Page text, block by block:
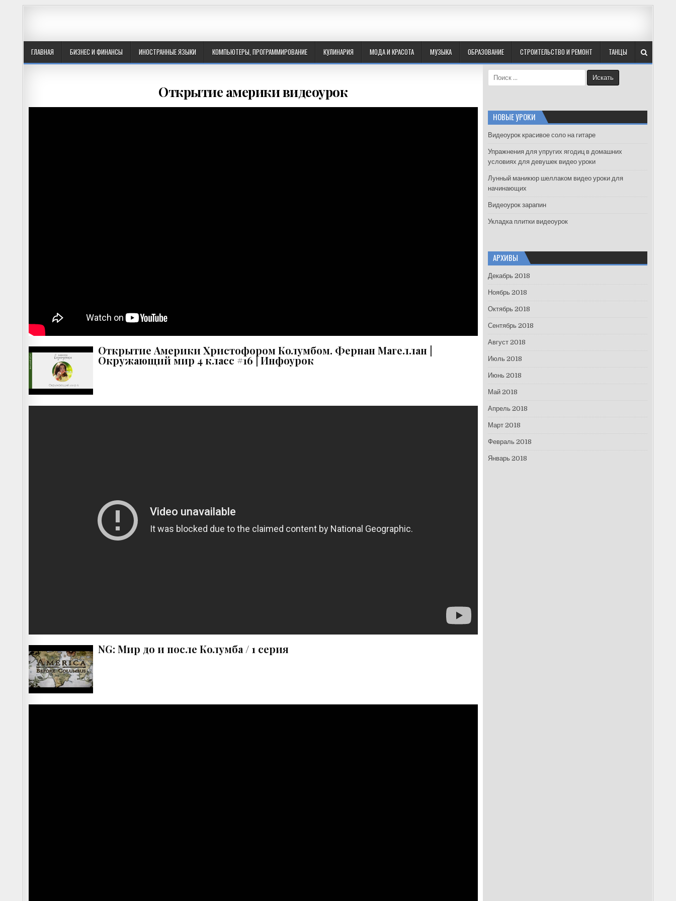
ГЛАВНАЯ БИЗНЕС И ФИНАНСЫ ИНОСТРАННЫЕ ЯЗЫКИ КОМПЬЮТЕРЫ, ПРОГРАММИРОВАНИЕ КУЛИНАРИЯ МОДА И КРАСОТА МУЗЫКА ОБРАЗОВАНИЕ СТРОИТЕЛЬСТВО И РЕМОНТ ТАНЦЫ
Открытие америки видеоурок
Открытие Америки Христофором Колумбом. Фернан Магеллан |
Окружающий мир 4 класс #16 | Инфоурок
NG: Мир до и после Колумба / 1 серия
e
h
f
r
:
НОВЫЕ УРОКИ
Видеоурок красивое соло на гитаре
Упражнения для упругих ягодиц в домашних
условиях для девушек видео уроки
Лунный маникюр шеллаком видео уроки для
начинающих
Видеоурок зарапин
Укладка плитки видеоурок
АРХИВЫ
Декабрь 2018
Ноябрь 2018
Октябрь 2018
Сентябрь 2018
Август 2018
Июль 2018
Июнь 2018
Май 2018
Апрель 2018
Март 2018
Февраль 2018
Январь 2018